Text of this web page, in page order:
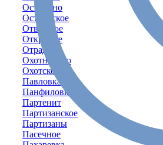
Останино
Островское
Отважное
Открытое
Отрадное
Охотниково
Охотское
Павловка
Панфиловка
Партенит
Партизанское
Партизаны
Пасечное